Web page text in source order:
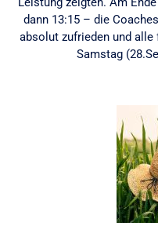
dann 13:15 – die
absolut zufrieden und alle
Samstag